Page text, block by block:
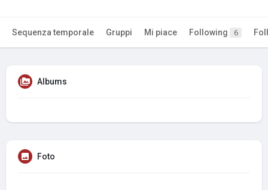
Sequenza temporale Gruppi Mi piace Following 6
Albums
Foto